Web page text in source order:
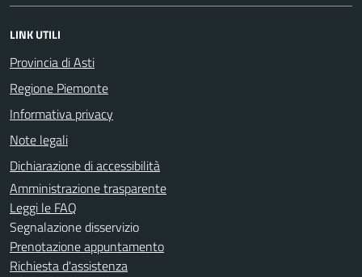
LINK UTILI
Provincia di Asti
Regione Piemonte
Informativa privacy
Note legali
Dichiarazione di accessibilità
Amministrazione trasparente
Leggi le FAQ
Segnalazione disservizio
Prenotazione appuntamento
Richiesta d'assistenza